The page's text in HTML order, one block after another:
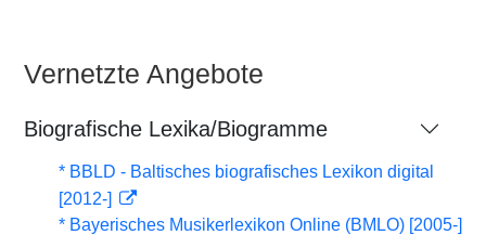
Vernetzte Angebote
Biografische Lexika/Biogramme
* BBLD - Baltisches biografisches Lexikon digital
[2012-]
* Bayerisches Musikerlexikon Online (BMLO) [2005-]